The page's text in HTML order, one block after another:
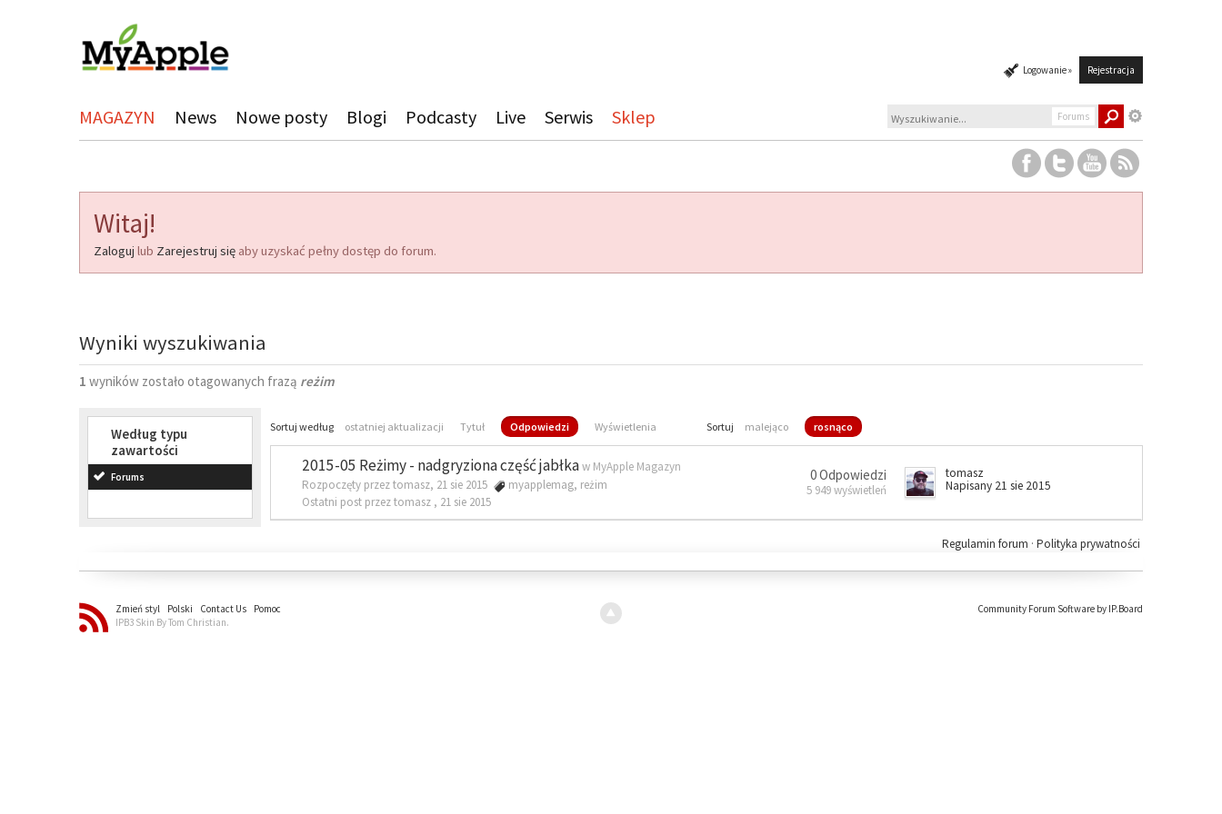
Logowanie » Rejestracja
MAGAZYN News Nowe posty Blogi Podcasty Live Serwis Sklep Forums
Witaj!
Zaloguj lub Zarejestruj się aby uzyskać pełny dostęp do forum.
Wyniki wyszukiwania
1 wyników zostało otagowanych frazą reżim
Według typu
zawartości
Forums
Sortuj według ostatniej aktualizacji Tytuł Odpowiedzi Wyświetlenia Sortuj malejąco rosnąco
2015-05 Reżimy - nadgryziona część jabłkaw MyApple Magazyn
Rozpoczęty przez tomasz, 21 sie 2015
myapplemag, reżim
Ostatni post przez tomasz , 21 sie 2015
0 Odpowiedzi
5 949 wyświetleń
tomasz
Napisany 21 sie 2015
Polityka prywatności
Regulamin forum ·
Zmień styl Polski Contact Us
Pomoc
IPB3 Skin By Tom Christian.
Community Forum Software by IP.Board